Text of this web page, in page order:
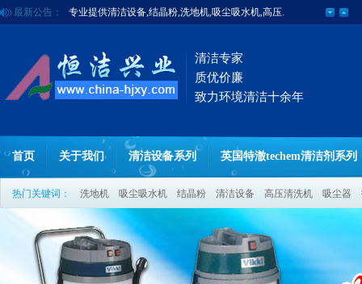
最新公告： 专业提供清洁设备,结晶粉,洗地机,吸尘吸水机,高压.
清洁专家
质优价廉
致力环境清洁十余年
首页 关于我们 清洁设备系列 英国特澈techem清洁剂系列
热门关键词： 洗地机 吸尘吸水机 结晶粉 清洁设备 高压清洗机 吸尘器